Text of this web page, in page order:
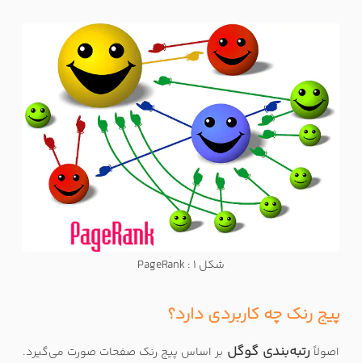
شکل 1 : PageRank
پیج رنک چه کاربردی دارد؟
اصولاً رتبه‌بندی گوگل بر اساس پیج رنک صفحات صورت می‌گیرد.